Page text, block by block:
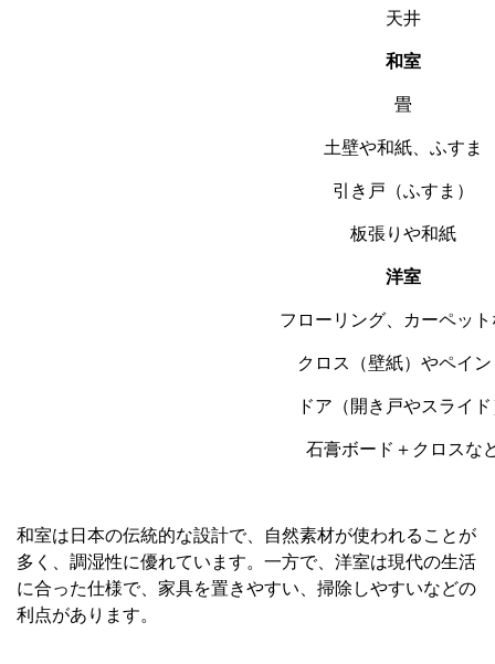
天井
和室
畳
土壁や和紙、ふすま
引き戸（ふすま）
板張りや和紙
洋室
フローリング、カーペッ
クロス（壁紙）やペイン
ドア（開き戸やスライ
石膏ボード＋クロスな
和室は日本の伝統的な設計で、自然素材が使われることが
多く、調湿性に優れています。一方で、洋室は現代の生活
に合った仕様で、家具を置きやすい、掃除しやすいなどの
利点があります。